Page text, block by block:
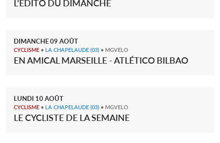
L'EDITO DU DIMANCHE
DIMANCHE09 AOÛT
CYCLISME • LA CHAPELAUDE (03) • MGVELO
EN AMICAL MARSEILLE - ATLÉTICO BILBAO
LUNDI 10AOÛT
CYCLISME • LA CHAPELAUDE (03) • MGVELO
LE CYCLISTE DE LA SEMAINE